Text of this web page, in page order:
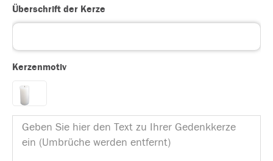
Überschrift der Kerze
Kerzenmotiv